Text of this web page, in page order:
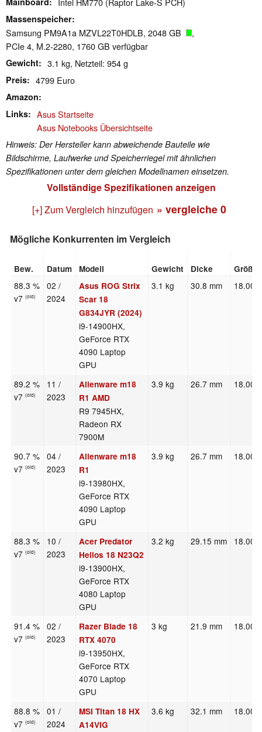
Massenspeicher
Samsung PM9A1a MZVL22T0HDLB, 2048 GB
,
PCIe 4, M.2-2280, 1760 GB verfügbar
Gewicht 3.1 kg, Netzteil: 954 g
Preis 4799 Euro
Amazon
Links
Asus Startseite
Asus Notebooks Übersichtseite
Hinweis: Der Hersteller kann abweichende Bauteile wie
Bildschirme, Laufwerke und Speicherriegel mit ähnlichen
Spezifikationen unter dem gleichen Modellnamen einsetzen.
Vollständige Spezifikationen anzeigen
[+] Zum Vergleich hinzufügen » vergleiche 0
Mögliche Konkurrenten im Vergleich
Bew. Datum Modell Gewicht Dicke Größe
88.3 %
v7(old)
02 /
2024
Asus ROG Strix
Scar 18
G834JYR (2024)
i9-14900HX,
GeForce RTX
4090 Laptop
GPU
3.1 kg 30.8 mm 18.00"
89.2 %
v7(old)
11 /
2023
Alienware m18
R1 AMD
R9 7945HX,
Radeon RX
7900M
3.9 kg 26.7 mm 18.00"
90.7 %
v7(old)
04 /
2023
Alienware m18
R1
i9-13980HX,
GeForce RTX
4090 Laptop
GPU
3.9 kg 26.7 mm 18.00"
88.3 %
v7(old)
10 /
2023
Acer Predator
Helios 18 N23Q2
i9-13900HX,
GeForce RTX
4080 Laptop
GPU
3.2 kg 29.15 mm 18.00"
91.4 %
v7(old)
02 /
2023
Razer Blade 18
RTX 4070
i9-13950HX,
GeForce RTX
4070 Laptop
GPU
3 kg 21.9 mm 18.00"
88.8 %
v7(old)
01 /
2024
MSI Titan 18 HX
A14VIG
3.6 kg 32.1 mm 18.00"